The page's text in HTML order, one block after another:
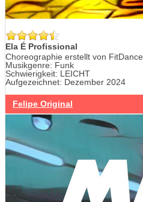
Ela É Profissional
Choreographie erstellt von FitDance
Musikgenre: Funk
Schwierigkeit: LEICHT
Aufgezeichnet: Dezember 2024
Felipe Original